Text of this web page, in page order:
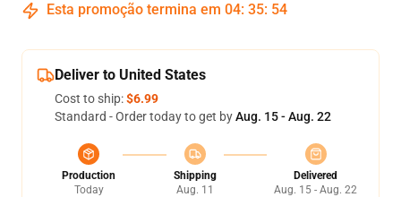
Esta promoção termina em 04: 35: 53
Deliver to United States
Cost to ship:$6.99
Standard - Order today to get byAug. 15 - Aug. 22
Production
Today
Shipping
Aug. 11
Delivered
Aug. 15 - Aug. 22